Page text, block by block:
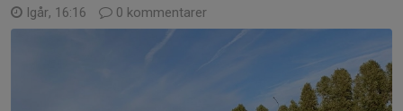
Igår, 16:16 0 kommentarer